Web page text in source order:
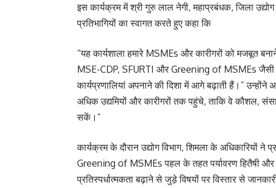
इस कार्यक्रम में श्री गुरु लाल नेगी, महाप्रबंधक, जिला
प्रतिभागियों का स्वागत करते हुए कहा कि
“यह कार्यशाला हमारे MSMEs और कारीगरों को मजबूत
MSE-CDP, SFURTI और Greening of MSMEs जैसी
कार्यप्रणालियां अपनाने की दिशा में आगे बढ़ाती हैं।”
अधिक उद्यमियों और कारीगरों तक पहुंचे, ताकि वे कौशल,
सकें।”
कार्यक्रम के दौरान उद्योग विभाग, शिमला के अधिकारियों
Greening of MSMEs पहल के तहत पर्यावरण हितैषी और
प्रतिस्पर्धात्मकता बढ़ाने से जुड़े विषयों पर विस्तार से